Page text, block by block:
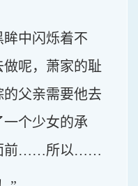
中闪烁着不
呢，萧家的耻
父亲需要他去
个少女的承
面前……所以……